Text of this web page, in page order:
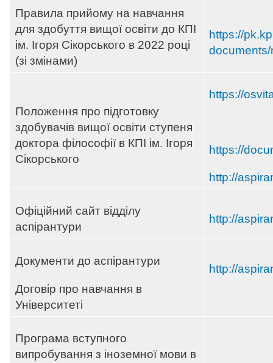
Правила прийому на навчання
для здобуття вищої освіти до КПІ
ім. Ігоря Сікорського в 2022 році
(зі змінами)
https://
Положення про підготовку
здобувачів вищої освіти ступеня
доктора філософії в КПІ ім. Ігоря
Сікорського
https://
https://
http://
Офіційний сайт відділу
аспірантури
http://
Документи до аспірантури
Договір про навчання в
Університеті
http://
Програма вступного
випробування з іноземної мови в